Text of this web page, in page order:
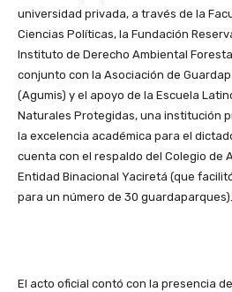
universidad privada, a través de la
Ciencias Políticas, la Fundación
Instituto de Derecho Ambiental
conjunto con la Asociación de
(Agumis) y el apoyo de la Escuela
Naturales Protegidas, una institución
la excelencia académica para el
cuenta con el respaldo del Colegio de
Entidad Binacional Yaciretá (que
para un número de 30 guardaparques).
El acto oficial contó con la presencia